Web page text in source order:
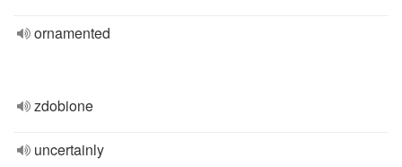
ornamented
zdobione
uncertainly